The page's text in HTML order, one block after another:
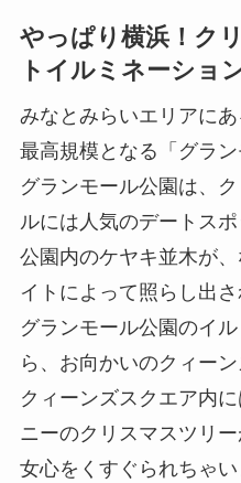
やっぱり横浜！ク
トイルミネーショ
みなとみらいエリアに
最高規模となる「グラン
グランモール公園は、
ルには人気のデートスポ
公園内のケヤキ並木が
イトによって照らし出さ
グランモール公園のイ
ら、お向かいのクィーン
クィーンズスクエア内
ニーのクリスマスツリー
女心をくすぐられちゃ